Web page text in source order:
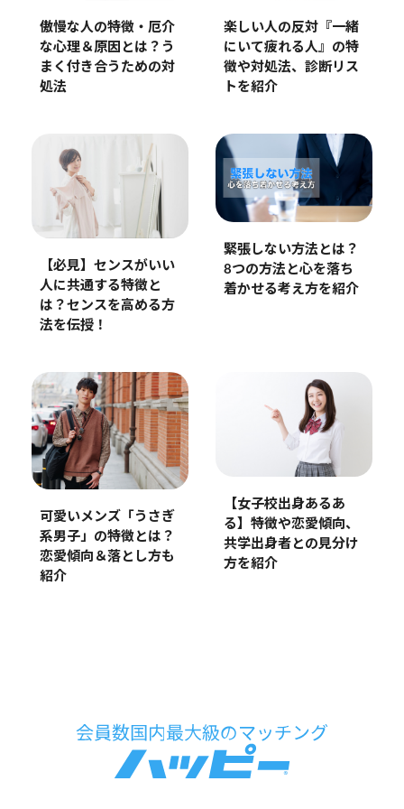
傲慢な人の特徴・厄介
な心理＆原因とは？う
まく付き合うための対
処法
楽しい人の反対『一緒
にいて疲れる人』の特
徴や対処法、診断リス
トを紹介
【必見】センスがいい
人に共通する特徴と
は？センスを高める方
法を伝授！
緊張しない方法とは？
8つの方法と心を落ち
着かせる考え方を紹介
可愛いメンズ「うさぎ
系男子」の特徴とは？
恋愛傾向＆落とし方も
紹介
【女子校出身あるあ
る】特徴や恋愛傾向、
共学出身者との見分け
方を紹介